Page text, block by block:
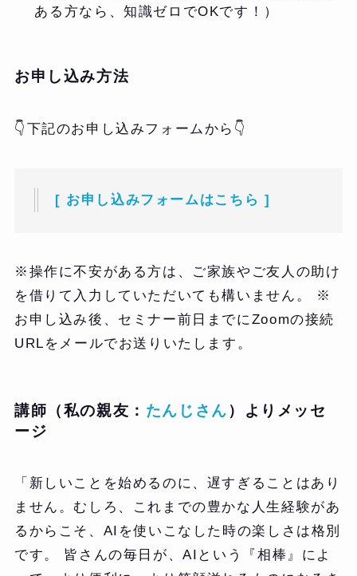
ある方なら、知識ゼロでOKです！）
お申し込み方法
👇下記のお申し込みフォームから👇
[ お申し込みフォームはこちら ]
※操作に不安がある方は、ご家族やご友人の助け
を借りて入力していただいても構いません。 ※
お申し込み後、セミナー前日までにZoomの接続
URLをメールでお送りいたします。
講師（私の親友： たんじさん ）よりメッセ
ージ
「新しいことを始めるのに、遅すぎることはあり
ません。むしろ、これまでの豊かな人生経験があ
るからこそ、AIを使いこなした時の楽しさは格別
です。 皆さんの毎日が、AIという『相棒』によ